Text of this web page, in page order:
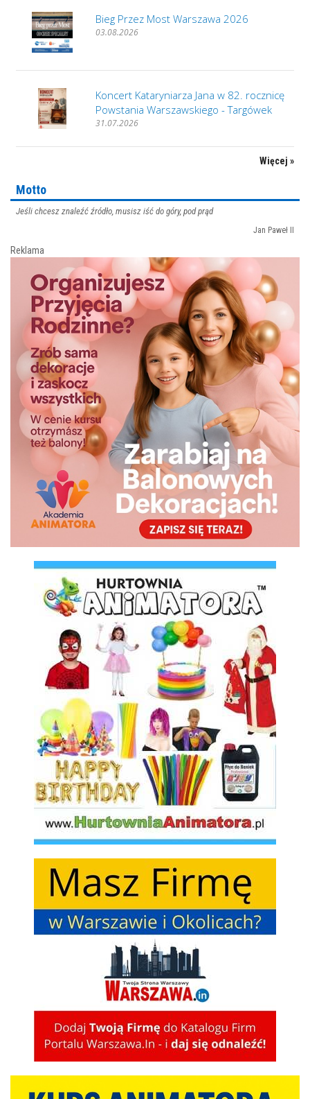
Bieg Przez Most Warszawa 2026
03.08.2026
Koncert Kataryniarza Jana w 82. rocznicę
Powstania Warszawskiego - Targówek
31.07.2026
Więcej »
Motto
Jeśli chcesz znaleźć źródło, musisz iść do góry, pod prąd
Jan Paweł II
Reklama